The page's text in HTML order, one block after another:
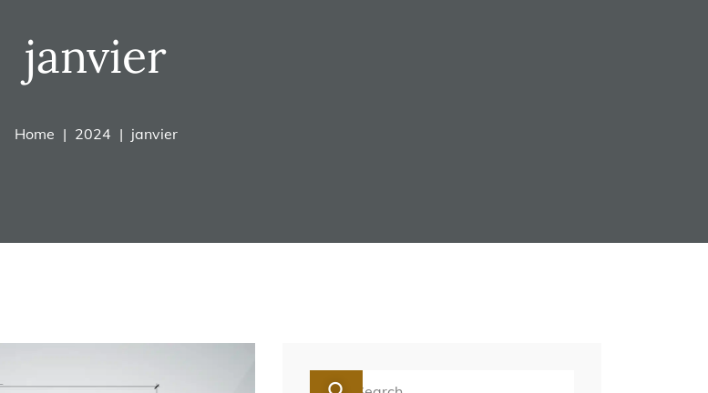
janvier
Home 2024 janvier